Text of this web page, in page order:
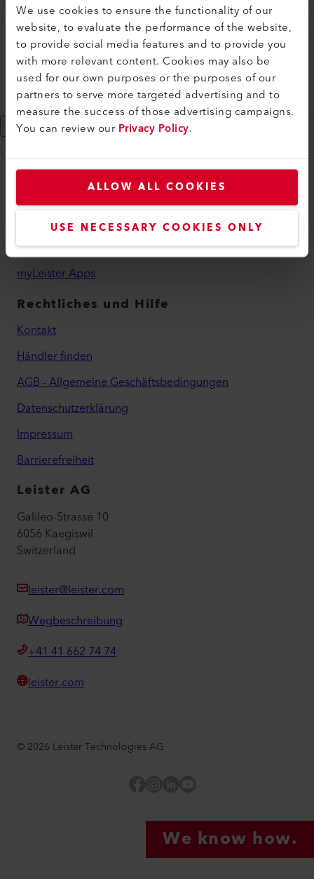
We use cookies to ensure the functionality of our
website, to evaluate the performance of the website,
to provide social media features and to provide you
with more relevant content. Cookies may also be
used for our own purposes or the purposes of our
partners to serve more targeted advertising and to
measure the success of those advertising campaigns.
You can review ourPrivacy Policy.
ALLOW ALL COOKIES
USE NECESSARY COOKIES ONLY
119.540
Gerätekoffer
Gerätekoffer
162.757
Show 9 more
myLeister
myLeister Account
Academy
Services
myLeister Apps
Rechtliches und Hilfe
Kontakt
Händler finden
AGB - Allgemeine Geschäftsbedingungen
Datenschutzerklärung
Impressum
Barrierefreiheit
Leister AG
Galileo-Strasse 10
6056 Kaegiswil
Switzerland
leister@leister.com
Wegbeschreibung
+41 41 662 74 74
leister.com
© 2026 Leister Technologies AG
We know how.